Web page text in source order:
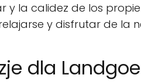
y la calidez de los
y disfrutar de la
dla